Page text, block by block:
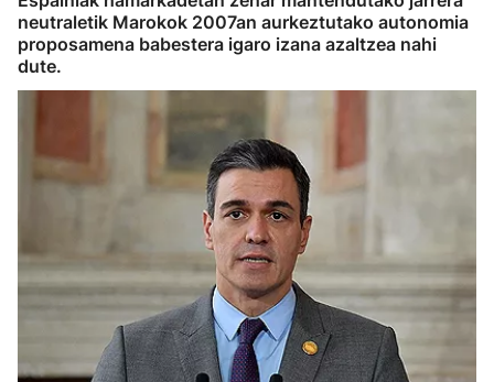
neutraletik Marokok 2007an aurkeztutako autonomia
proposamena babestera igaro izana azaltzea nahi
dute.